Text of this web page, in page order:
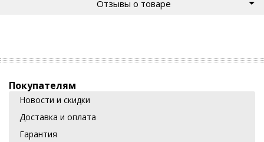
Отзывы о товаре
Покупателям
Новости и скидки
Доставка и оплата
Гарантия